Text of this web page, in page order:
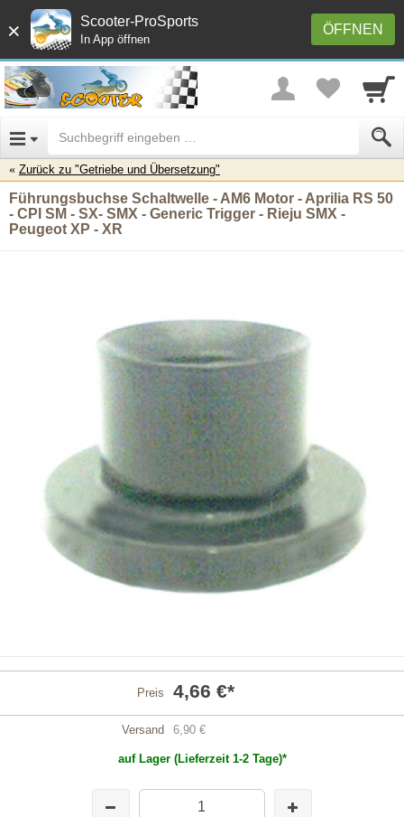
× ÖFFNEN
Scooter-ProSports
In App öffnen
Zurück zu "Getriebe und Übersetzung"
Führungsbuchse Schaltwelle - AM6 Motor - Aprilia RS 50
- CPI SM - SX- SMX - Generic Trigger - Rieju SMX -
Peugeot XP - XR
Preis 4,66 €*
Versand 6,90 €
auf Lager (Lieferzeit 1-2 Tage)*